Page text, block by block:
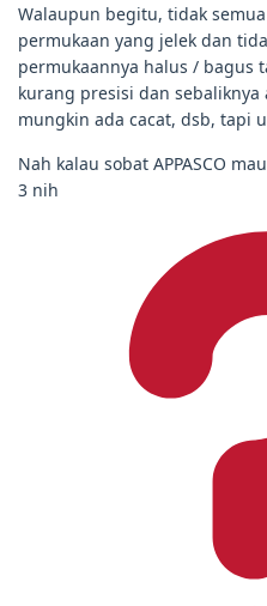
Walaupun begitu, tidak
permukaan yang jelek dan
permukaannya halus / bagus
kurang presisi dan sebaliknya
mungkin ada cacat, dsb, tapi
Nah kalau sobat APPASCO
3 nih